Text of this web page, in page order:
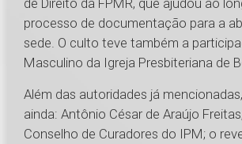
de Direito da FPMR, que ajudou ao
processo de documentação para a
sede. O culto teve também a
Masculino da Igreja Presbiteriana de
Além das autoridades já
ainda: Antônio César de Araújo
Conselho de Curadores do IPM; o